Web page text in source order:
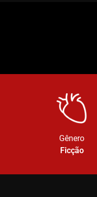
Gênero
Ficção